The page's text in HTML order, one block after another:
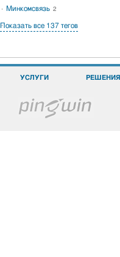
Минкомсвязь 2
Показать все 137 тегов
УСЛУГИ РЕШЕНИЯ